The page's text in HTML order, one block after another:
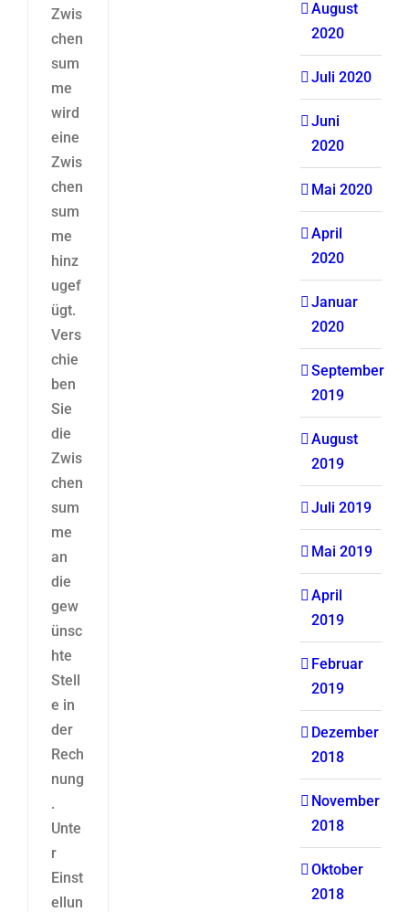
Zwis
chen
sum
me
wird
eine
Zwis
chen
sum
me
hinz
ugef
ügt.
Vers
chie
ben
Sie
die
Zwis
chen
sum
me
an
die
gew
ünsc
hte
Stell
e in
der
Rech
nung
.
Unte
r
Einst
ellun
August
2020
Juli 2020
Juni
2020
Mai 2020
April
2020
Januar
2020
September
2019
August
2019
Juli 2019
Mai 2019
April
2019
Februar
2019
Dezember
2018
November
2018
Oktober
2018